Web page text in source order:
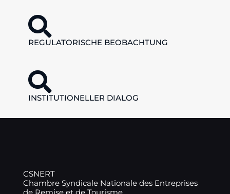
REGULATORISCHE BEOBACHTUNG
INSTITUTIONELLER DIALOG
CSNERT
Chambre Syndicale Nationale des Entreprises